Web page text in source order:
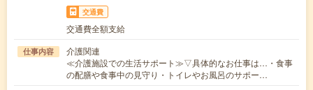
交通費
交通費全額支給
仕事内容
介護関連
≪介護施設での生活サポート≫▽具体的なお仕事は…・食事
の配膳や食事中の見守り・トイレやお風呂のサポー…